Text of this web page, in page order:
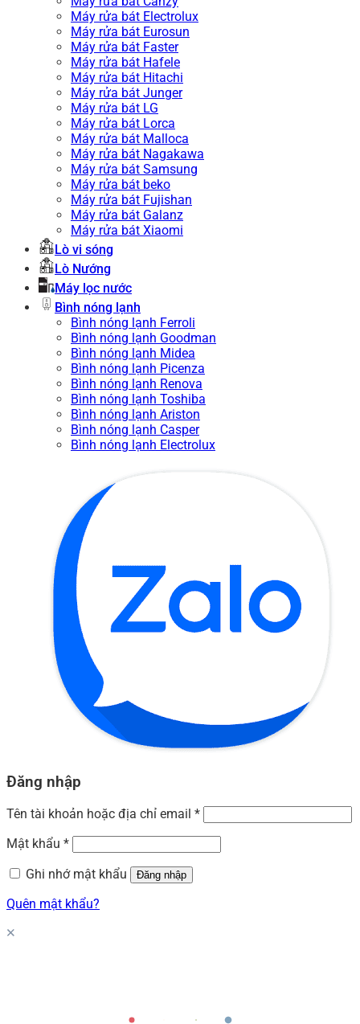
Máy rửa bát Electrolux
Máy rửa bát Eurosun
Máy rửa bát Faster
Máy rửa bát Hafele
Máy rửa bát Hitachi
Máy rửa bát Junger
Máy rửa bát LG
Máy rửa bát Lorca
Máy rửa bát Malloca
Máy rửa bát Nagakawa
Máy rửa bát Samsung
Máy rửa bát beko
Máy rửa bát Fujishan
Máy rửa bát Galanz
Máy rửa bát Xiaomi
Lò vi sóng
Lò Nướng
Máy lọc nước
Bình nóng lạnh
Bình nóng lạnh Ferroli
Bình nóng lạnh Goodman
Bình nóng lạnh Midea
Bình nóng lạnh Picenza
Bình nóng lạnh Renova
Bình nóng lạnh Toshiba
Bình nóng lạnh Ariston
Bình nóng lạnh Casper
Bình nóng lạnh Electrolux
Đăng nhập
Tên tài khoản hoặc địa chỉ email *
Mật khẩu *
Ghi nhớ mật khẩu
Đăng nhập
Quên mật khẩu?